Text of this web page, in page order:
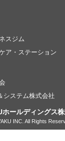
スジム
ア・ステーション
システム株式会社
ホールディングス
INC. All Rights